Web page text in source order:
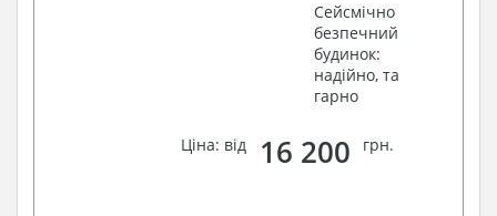
Сейсмічно
безпечний
будинок:
надійно, та
гарно
Ціна: від 16 200 грн.